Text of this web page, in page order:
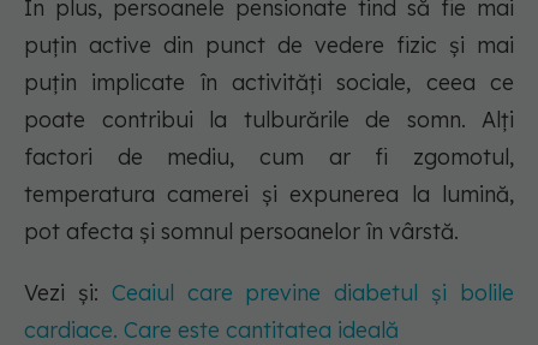
În plus, persoanele pensionate tind să fie mai
puțin active din punct de vedere fizic și mai
puțin implicate în activități sociale, ceea ce
poate contribui la tulburările de somn. Alți
factori de mediu, cum ar fi zgomotul,
temperatura camerei și expunerea la lumină,
pot afecta și somnul persoanelor în vârstă.
Vezi și: Ceaiul care previne diabetul și bolile
cardiace. Care este cantitatea ideală